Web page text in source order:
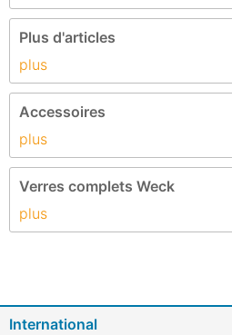
Plus d'articles
plus
Accessoires
plus
Verres complets Weck
plus
International